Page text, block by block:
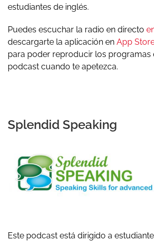
estudiantes de inglés.
Puedes escuchar la radio en directo
descargarte la aplicación en App
para poder reproducir los programas
podcast cuando te apetezca.
Splendid Speaking
Este podcast está dirigido a